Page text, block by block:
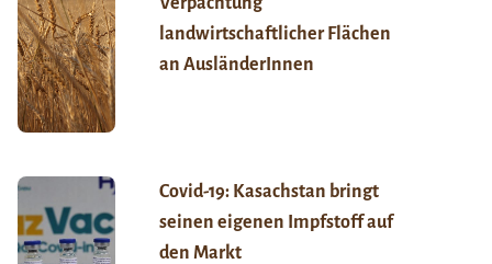
landwirtschaftlicher Flächen
an AusländerInnen
Covid-19: Kasachstan bringt
seinen eigenen Impfstoff auf
den Markt